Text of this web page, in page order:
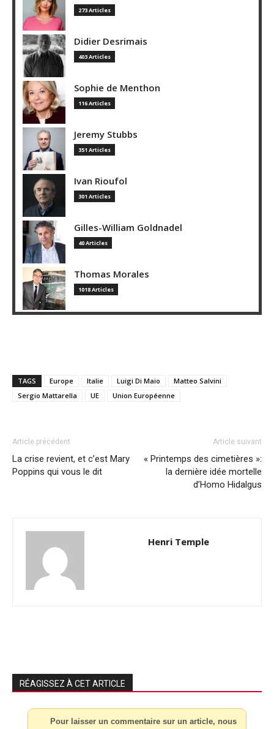
273 Articles
Didier Desrimais
403 Articles
Sophie de Menthon
116 Articles
Jeremy Stubbs
351 Articles
Ivan Rioufol
301 Articles
Gilles-William Goldnadel
40 Articles
Thomas Morales
1018 Articles
TAGS Europe Italie Luigi Di Maio
Matteo Salvini
Sergio Mattarella
UE Union Européenne
Article précédent
La crise revient, et c’est Mary
Poppins qui vous le dit
Article suivant
« Printemps des cimetières »:
la dernière idée mortelle
d’Homo Hidalgus
Henri Temple
RÉAGISSEZ À CET ARTICLE
Pour laisser un commentaire sur un article, nous